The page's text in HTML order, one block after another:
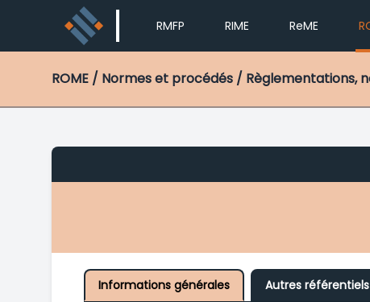
RMFP RIME ReME
ROME / Normes et procédés / Règlementations,
Informations générales Autres référentiels